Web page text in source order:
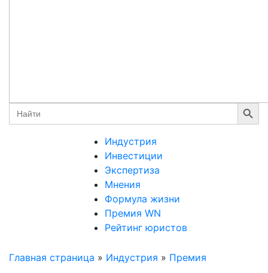
Search
for:
Search Button
Индустрия
Инвестиции
Экспертиза
Мнения
Формула жизни
Премия WN
Рейтинг юристов
Главная страница » Индустрия » Премия